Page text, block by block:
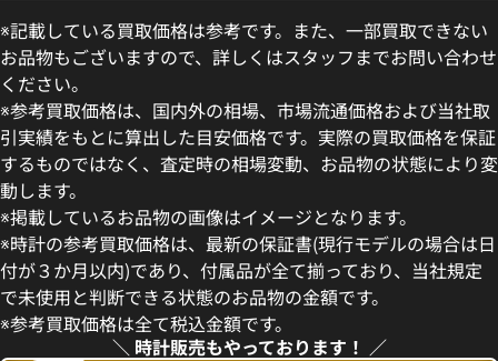
ブマリーナー デイト
格
点の参考買取価格です
126610LN
参考買取価格
2,560,000円
※2026年6月時点の参考買取価
※記載している買取価格は参考です。また、一部買取できない
お品物もございますので、詳しくはスタッフまでお問い合わせ
ください。
※参考買取価格は、国内外の相場、市場流通価格および当社取
引実績をもとに算出した目安価格です。実際の買取価格を保証
するものではなく、査定時の相場変動、お品物の状態により変
動します。
※掲載しているお品物の画像はイメージとなります。
※時計の参考買取価格は、最新の保証書(現行モデルの場合は日
付が３か月以内)であり、付属品が全て揃っており、当社規定
で未使用と判断できる状態のお品物の金額です。
※参考買取価格は全て税込金額です。
＼ 時計販売もやっております！ ／